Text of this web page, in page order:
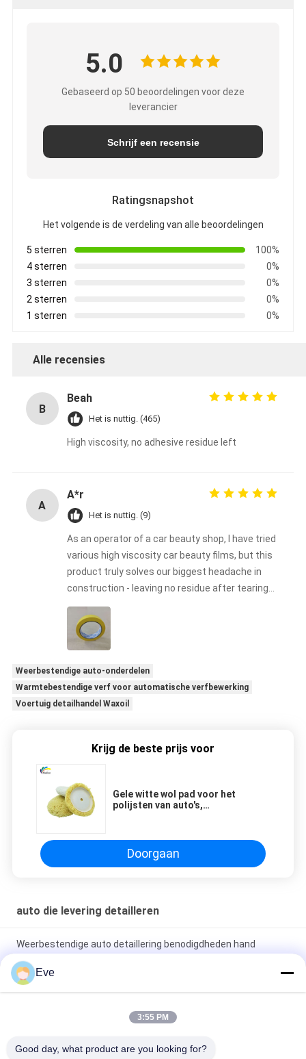
5.0
Gebaseerd op 50 beoordelingen voor deze
leverancier
Schrijf een recensie
Ratingsnapshot
Het volgende is de verdeling van alle beoordelingen
5 sterren
100%
4 sterren
0%
3 sterren
0%
2 sterren
0%
1 sterren
0%
Alle recensies
B
Beah
Het is nuttig. (465)
High viscosity, no adhesive residue left
A
A*r
Het is nuttig. (9)
As an operator of a car beauty shop, I have tried
various high viscosity car beauty films, but this
product truly solves our biggest headache in
construction - leaving no residue after tearing
off. Our technicians found during construction
that its high viscosity ensures a perfect fit with
complex surfaces such as bumpers and body
waistlines, while the unique adhesive formula is
clean and neat when removed, without
damaging the original paint or color changing
film. This is particularly important for us to
construction efficiency and quality, this is a
Weerbestendige auto-onderdelen
Warmtebestendige verf voor automatische verfbewerking
Voertuig detailhandel Waxoil
Krijg de beste prijs voor
Gele witte wol pad voor het
polijsten van auto's,
Doorgaan
auto die levering detailleren
Weerbestendige auto detaillering benodigdheden hand
sanitizer onschadelijk voor auto verf
MSDS Stabiel Auto Detail Supplies, Praktisch Automotive Verf
multifunctionele auto reinigingsmiddelen
Eve
3:55 PM
Good day, what product are you looking for?